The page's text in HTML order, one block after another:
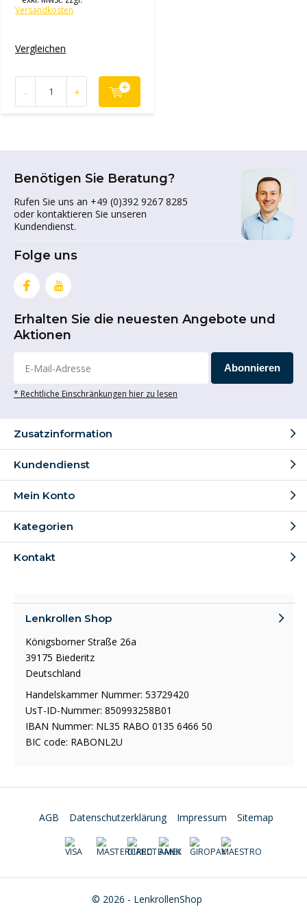
Versandkosten
Vergleichen
- +
Benötigen Sie Beratung?
Rufen Sie uns an +49 (0)392 9267 8285
oder kontaktieren Sie unseren
Kundendienst.
Folge uns
Erhalten Sie die neuesten Angebote und
Aktionen
Abonnieren
* Rechtliche Einschränkungen hier zu lesen
Zusatzinformation
Kundendienst
Mein Konto
Kategorien
Kontakt
Lenkrollen Shop
Königsborner Straße 26a
39175 Biederitz
Deutschland
Handelskammer Nummer: 53729420
UsT-ID-Nummer: 850993258B01
IBAN Nummer: NL35 RABO 0135 6466 50
BIC code: RABONL2U
© 2026 - LenkrollenShop
AGB Datenschutzerklärung Impressum Sitemap